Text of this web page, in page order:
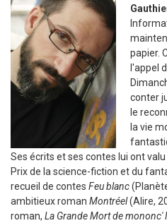
papier.
l'appel
conter
le
la vie
Ses écrits et ses contes lui ont
Prix de la science-fiction et du
recueil de contes Feu blanc
ambitieux roman Montréel(Alire,
roman, La Grande Mort de mononc'